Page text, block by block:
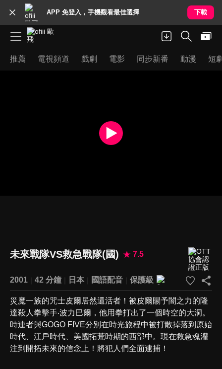
APP 免登入，手機觀看最佳選擇 下載
推薦 電視頻道 戲劇 電影 同步新番 動漫 短
未來戰隊VS救急戰隊(國) 7.5
2001 42 分鐘 日本 國語配音 保護級
災魔一族的咒士皮爾居然還活者！被皮爾賜予闇之力的隆
達殺人拳擊手‧波力巴爾，他用拳打出了一個時空的大洞。
時連者與GOGO FIVE分別在時光旅程中被打散掉落到原始
時代、江戶時代、美國拓荒時期的西部中。現在救急魂灌
注到開拓未來的信念上！將犯人們全面逮捕！